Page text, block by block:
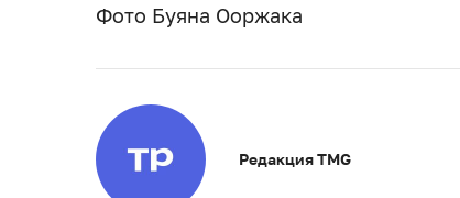
Фото Буяна Ооржака
Редакция TMG